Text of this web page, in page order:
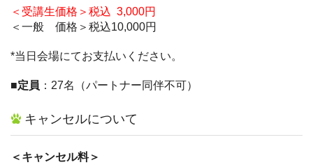
＜受講生価格＞税込 3,000円
＜一般 価格＞税込10,000円
*当日会場にてお支払いください。
■定員 ：27名（パートナー同伴不可）
キャンセルについて
＜キャンセル料＞